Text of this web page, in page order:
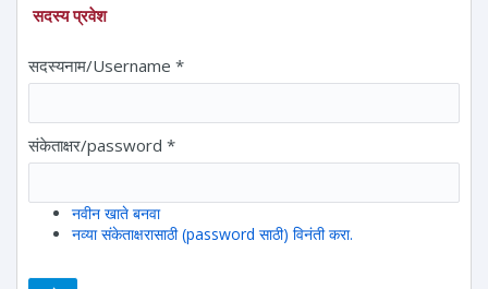
सदस्य प्रवेश
सदस्यनाम/Username *
संकेताक्षर/password *
नवीन खाते बनवा
नव्या संकेताक्षरासाठी (password साठी) विनंती करा.